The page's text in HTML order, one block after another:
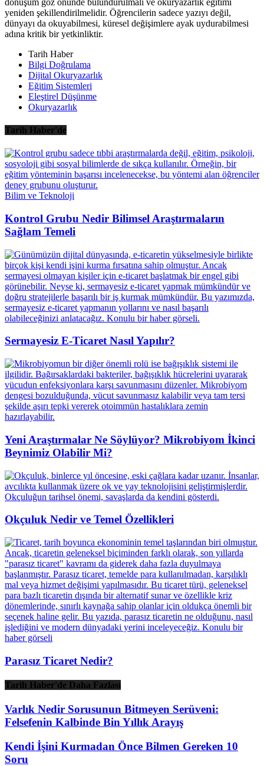
yeniden şekillendirilmelidir. Öğrencilerin sadece yazıyı değil,
dünyayı da okuyabilmesi, küresel değişimlere ayak uydurabilmesi
adına kritik bir yetkinliktir.
Tarih Haber
Bilgi Doğrulama
Dijital Okuryazarlık
Eğitim Sistemleri
Eleştirel Düşünme
Okuryazarlık
Tarih Haber'de
Bilim ve Teknoloji
Kontrol Grubu Nedir Bilimsel Araştırmaların
Sağlam Temeli
Sermayesiz E-Ticaret Nasıl Yapılır?
Yeni Araştırmalar Ne Söylüyor? Mikrobiyom İkinci
Beynimiz Olabilir Mi?
Okçuluk Nedir ve Temel Özellikleri
Parasız Ticaret Nedir?
Tarih Haber'de Daha Fazlası
Varlık Nedir Sorusunun Bitmeyen Serüveni:
Felsefenin Kalbinde Bin Yıllık Arayış
Kendi İşini Kurmadan Önce Bilmen Gereken 10
Soru